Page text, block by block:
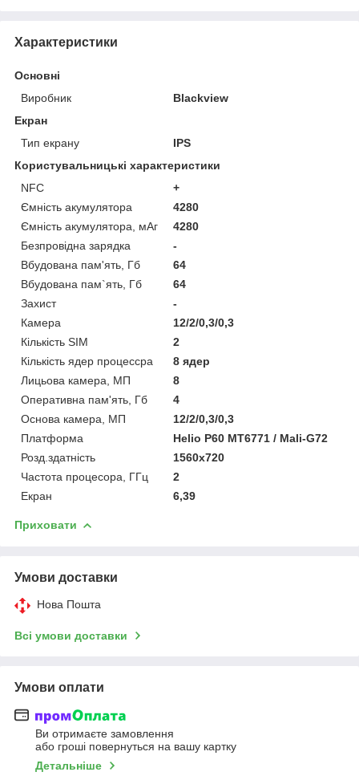
Характеристики
Основні
Виробник
Blackview
Екран
Тип екрану
IPS
Користувальницькі характеристики
NFC
+
Ємність акумулятора
4280
Ємність акумулятора, мАг
4280
Безпровідна зарядка
-
Вбудована пам'ять, Гб
64
Вбудована пам`ять, Гб
64
Захист
-
Камера
12/2/0,3/0,3
Кількість SIM
2
Кількість ядер процессра
8 ядер
Лицьова камера, МП
8
Оперативна пам'ять, Гб
4
Основа камера, МП
12/2/0,3/0,3
Платформа
Helio P60 MT6771 / Mali-G72
Розд.здатність
1560x720
Частота процесора, ГГц
2
Екран
6,39
Приховати
Умови доставки
Нова Пошта
Всі умови доставки
Умови оплати
Ви отримаєте замовлення
або гроші повернуться на вашу картку
Детальніше